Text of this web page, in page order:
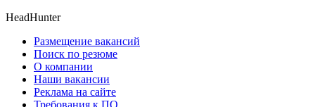
HeadHunter
Размещение вакансий
Поиск по резюме
О компании
Наши вакансии
Реклама на сайте
Требования к ПО